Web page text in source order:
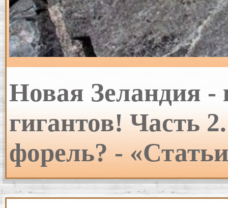
Новая Зеландия -
гигантов! Часть
форель? -